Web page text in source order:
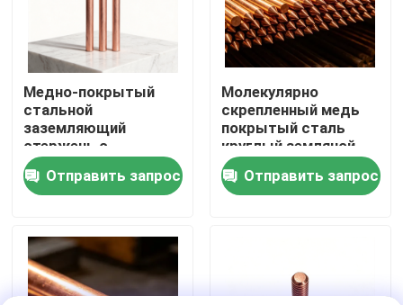
контроль качества
контактные данные
Новости
Все случаи
Отправить запрос
Медно-покрытый
стальной
заземляющий
стержень с
четырехмерным
непрерывным
электропластированием
Отправить запрос
Молекулярно
скрепленный медь
покрытый сталь
круглый земляной
стержень
Отправить запрос